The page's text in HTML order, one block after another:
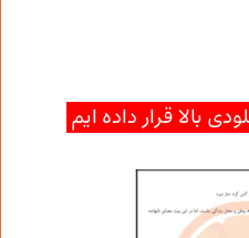
بالا قرار داده ایم